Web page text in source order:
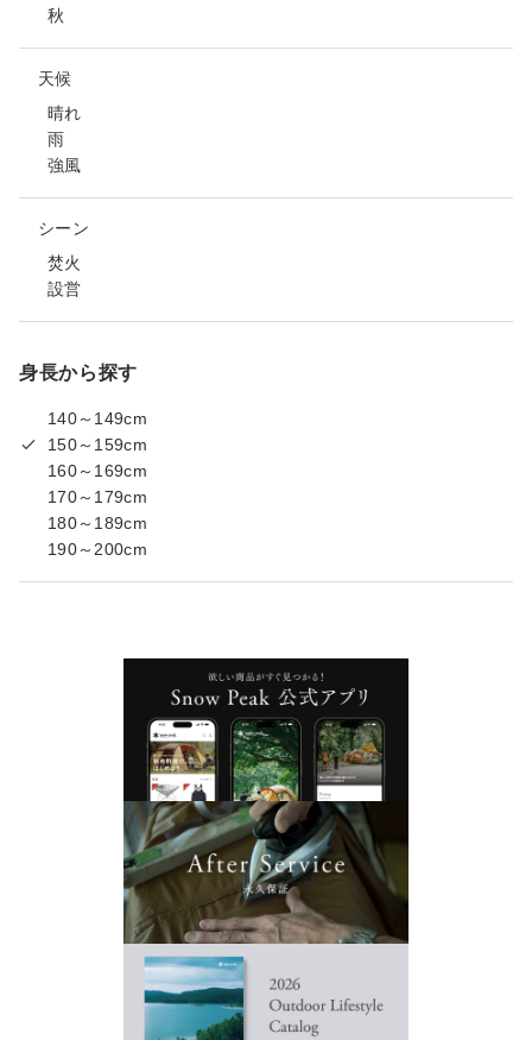
秋
天候
晴れ
雨
強風
シーン
焚火
設営
身長から探す
140～149cm
150～159cm
160～169cm
170～179cm
180～189cm
190～200cm